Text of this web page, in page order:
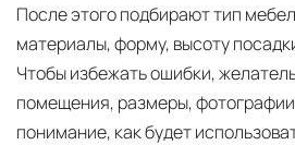
После этого подбирают тип
материалы, форму, высоту
Чтобы избежать ошибки,
помещения, размеры,
понимание, как будет